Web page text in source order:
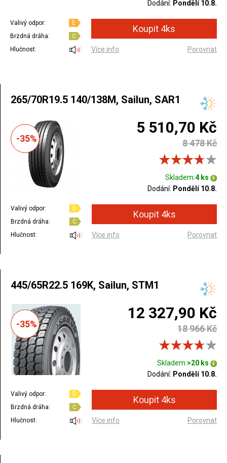
Dodání: Pondělí 10.8.
Valivý odpor:
E
Brzdná dráha:
C
Hlučnost:
Více info Porovnat
265/70R19.5 140/138M, Sailun, SAR1
-35%
5 510,70 Kč
8 478 Kč
Skladem:4 ks
Dodání: Pondělí 10.8.
Valivý odpor:
D
Brzdná dráha:
C
Hlučnost:
Více info Porovnat
445/65R22.5 169K, Sailun, STM1
-35%
12 327,90 Kč
18 966 Kč
Skladem:>20 ks
Dodání: Pondělí 10.8.
Valivý odpor:
D
Brzdná dráha:
C
Hlučnost:
Více info Porovnat